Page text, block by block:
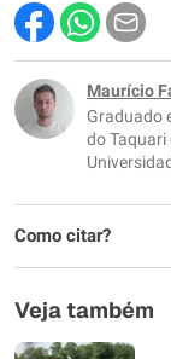
Este
Este
Outro
Maurício
Graduado
do Taquari
Como citar?
Veja também